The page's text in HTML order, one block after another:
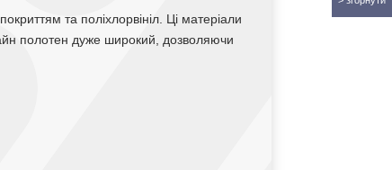
та поліхлорвініл. Ці матеріали
полотен дуже широкий, дозволяючи